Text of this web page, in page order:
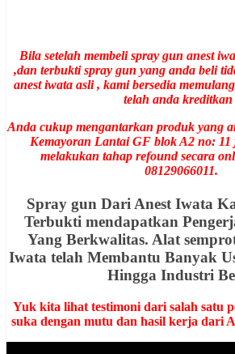
Bila setelah membeli spray gun anest
,dan terbukti spray gun yang anda beli
anest iwata asli , kami bersedia
telah anda kreditkan
Anda cukup mengantarkan produk yang
Kemayoran Lantai GF blok A2 no: 11
melakukan tahap refound secara
08129066011.
Spray gun Dari Anest Iwata
Terbukti mendapatkan
Yang Berkwalitas. Alat
Iwata telah Membantu Banyak
Hingga Industri
Yuk kita lihat testimoni dari salah satu
suka dengan mutu dan hasil kerja dari